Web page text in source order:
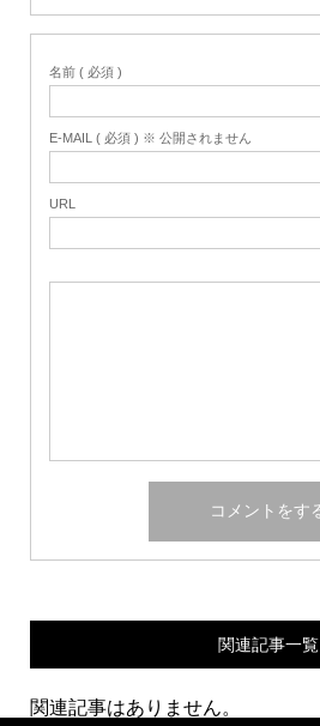
名前 ( 必須 )
E-MAIL ( 必須 ) ※ 公開されません
URL
関連記事一覧
関連記事はありません。